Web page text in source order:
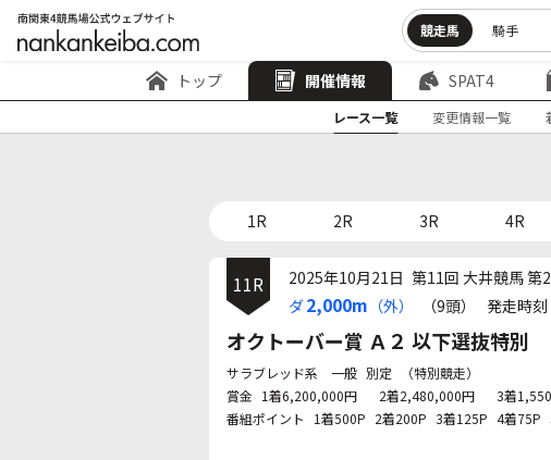
競走馬 騎手
トップ 開催情報 SPAT4
レース一覧 変更情報一覧
1R 2R 3R 4R
11R 2025年10月21日 第11回 大井競馬 第
ダ2,000m （外） （9頭） 発走時刻
オクトーバー賞 Ａ２ 以下選抜特別
サラブレッド系 一般 別定
（特別競走）
賞金 1着6,200,000円 2着2,480,000円 3着
番組ポイント
1着500P 2着200P 3着125P 4着75P